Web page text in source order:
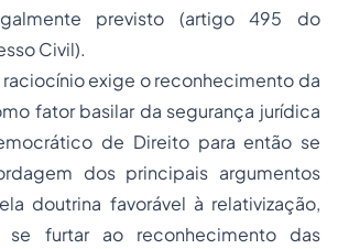
previsto (artigo 495 do
Civil).
exige o reconhecimento da
fator basilar da segurança jurídica
de Direito para então se
dos principais argumentos
doutrina favorável à relativização,
furtar ao reconhecimento das